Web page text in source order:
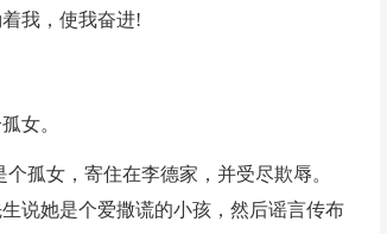
我，使我奋进!
女。
孤女，寄住在李德家，并受尽欺辱。
说她是个爱撒谎的小孩，然后谣言传布